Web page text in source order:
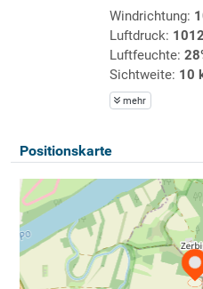
Windrichtung:
Luftdruck:
Luftfeuchte:
Sichtweite: 10
mehr
Positionskarte